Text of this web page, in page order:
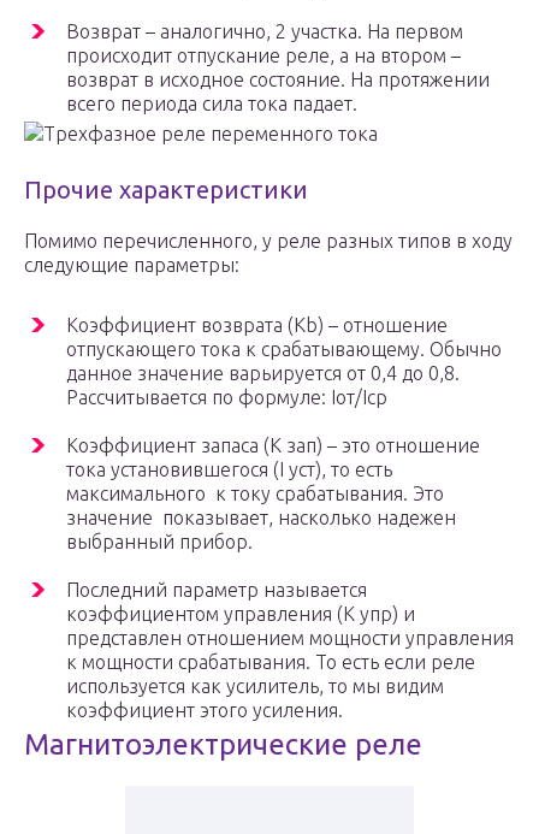
Возврат – аналогично, 2 участка. На первом
происходит отпускание реле, а на втором –
возврат в исходное состояние. На протяжении
всего периода сила тока падает.
Трехфазное реле переменного тока
Прочие характеристики
Помимо перечисленного, у реле разных типов в ходу
следующие параметры:
Коэффициент возврата (Kb) – отношение
отпускающего тока к срабатывающему. Обычно
данное значение варьируется от 0,4 до 0,8.
Рассчитывается по формуле: Iот/Iср
Коэффициент запаса (К зап) – это отношение
тока установившегося (I уст), то есть
максимального к току срабатывания. Это
значение показывает, насколько надежен
выбранный прибор.
Последний параметр называется
коэффициентом управления (К упр) и
представлен отношением мощности управления
к мощности срабатывания. То есть если реле
используется как усилитель, то мы видим
коэффициент этого усиления.
Магнитоэлектрические реле